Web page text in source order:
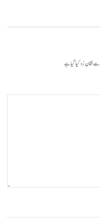
سے نشان زد کیا گیا ہے